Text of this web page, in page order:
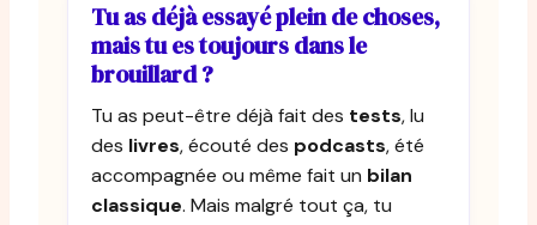
Tu as déjà essayé plein de choses,
mais tu es toujours dans le
brouillard ?
Tu as peut-être déjà fait des tests, lu
des livres, écouté des podcasts, été
accompagnée ou même fait un bilan
classique. Mais malgré tout ça, tu